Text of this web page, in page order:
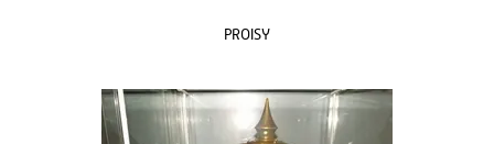
PROISY